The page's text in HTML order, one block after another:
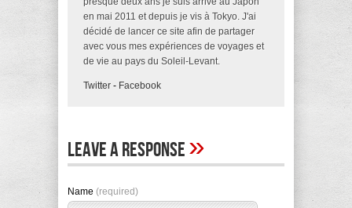
en mai 2011 et depuis je vis à Tokyo. J'ai
décidé de lancer ce site afin de partager
avec vous mes expériences de voyages et
de vie au pays du Soleil-Levant.
Twitter - Facebook
Leave A Response»
Name (required)